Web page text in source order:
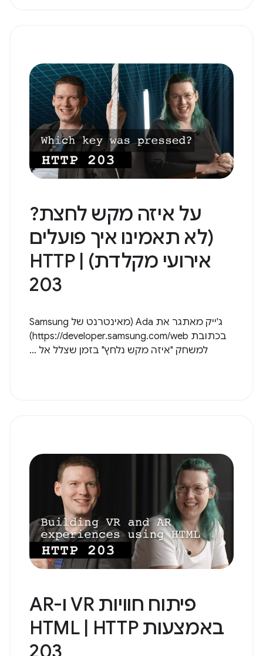
על איזה מקש לחצת?
(לא תאמינו איך פועלים
אירועי מקלדת) | HTTP
203
ג'ייק מאתגר את Ada (מאינטרנט של Samsung
בכתובת https://developer.samsung.com/web)
למשחק "איזה מקש נלחץ" בזמן שצלל אל ...
פיתוח חוויות VR ו-AR
באמצעות HTML | HTTP
203